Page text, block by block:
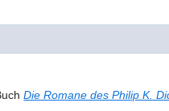
Die Romane des Philip K.